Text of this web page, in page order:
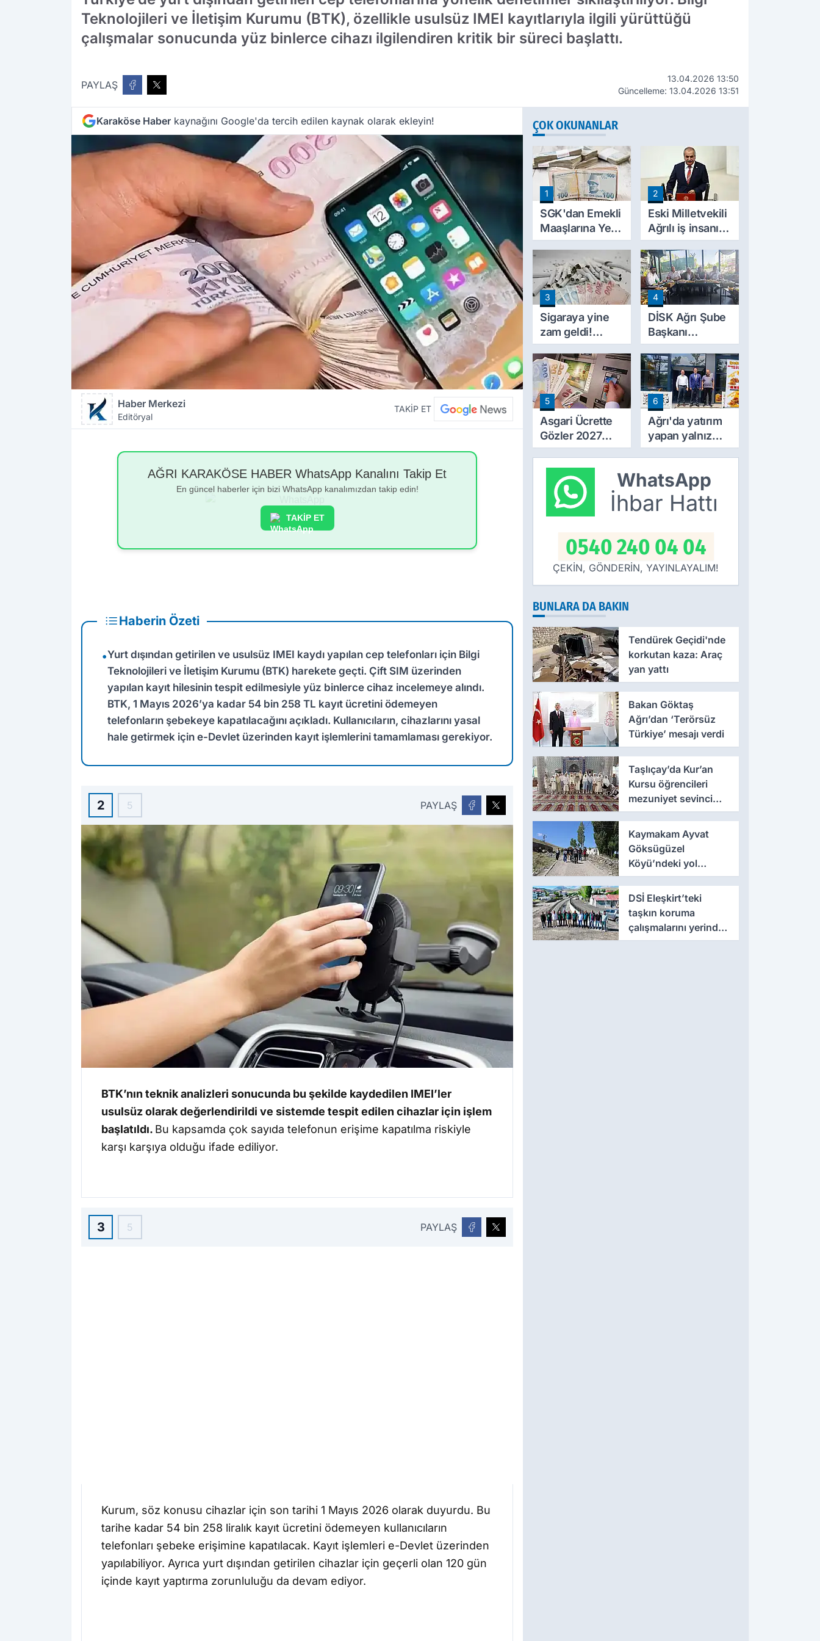
Teknolojileri ve İletişim Kurumu (BTK), özellikle usulsüz IMEI kayıtlarıyla ilgili yürüttüğü
çalışmalar sonucunda yüz binlerce cihazı ilgilendiren kritik bir süreci başlattı.
PAYLAŞ
13.04.2026 13:50
Güncelleme: 13.04.2026 13:51
Karaköse Haber kaynağını Google'da tercih edilen kaynak olarak ekleyin!
Haber Merkezi
Editöryal
TAKİP ET
AĞRI KARAKÖSE HABER WhatsApp Kanalını Takip Et
En güncel haberler için bizi WhatsApp kanalımızdan takip edin!
TAKİP ET
Haberin Özeti
•Yurt dışından getirilen ve usulsüz IMEI kaydı yapılan cep telefonları için Bilgi
Teknolojileri ve İletişim Kurumu (BTK) harekete geçti. Çift SIM üzerinden
yapılan kayıt hilesinin tespit edilmesiyle yüz binlerce cihaz incelemeye alındı.
BTK, 1 Mayıs 2026’ya kadar 54 bin 258 TL kayıt ücretini ödemeyen
telefonların şebekeye kapatılacağını açıkladı. Kullanıcıların, cihazlarını yasal
hale getirmek için e-Devlet üzerinden kayıt işlemlerini tamamlaması gerekiyor.
2 5 PAYLAŞ
BTK’nın teknik analizleri sonucunda bu şekilde kaydedilen IMEI’ler
usulsüz olarak değerlendirildi ve sistemde tespit edilen cihazlar için işlem
başlatıldı. Bu kapsamda çok sayıda telefonun erişime kapatılma riskiyle
karşı karşıya olduğu ifade ediliyor.
3 5 PAYLAŞ
Kurum, söz konusu cihazlar için son tarihi 1 Mayıs 2026 olarak duyurdu. Bu
tarihe kadar 54 bin 258 liralık kayıt ücretini ödemeyen kullanıcıların
telefonları şebeke erişimine kapatılacak. Kayıt işlemleri e-Devlet üzerinden
yapılabiliyor. Ayrıca yurt dışından getirilen cihazlar için geçerli olan 120 gün
içinde kayıt yaptırma zorunluluğu da devam ediyor.
ÇOK OKUNANLAR
1
SGK'dan Emekli
Maaşlarına Yeni
Kesinti
Düzenlemesi!
Prim Borçları
Aylıklardan
Tahsil Edilecek
2
Eski Milletvekili
Ağrılı iş insanı
hayatını kaybetti
3
Sigaraya yine
zam geldi!
Fiyatlar 10 TL
arttı
4
DİSK Ağrı Şube
Başkanı
Erincik'ten Ağrı
Belediyesi'ne
sert tepki!
5
Asgari Ücrette
Gözler 2027
Zammında! İlk
Zamlı Maaşın
Ödeneceği
Tarih Netleşti
6
Ağrı'da yatırım
yapan yalnız
bırakılmıyor!
Şimşek'ten
ziyaret
WhatsApp
İhbar Hattı
0540 240 04 04
ÇEKİN, GÖNDERİN, YAYINLAYALIM!
BUNLARA DA BAKIN
Tendürek Geçidi'nde
korkutan kaza: Araç
yan yattı
Bakan Göktaş
Ağrı’dan ‘Terörsüz
Türkiye’ mesajı verdi
Taşlıçay’da Kur’an
Kursu öğrencileri
mezuniyet sevinci
yaşadı
Kaymakam Ayvat
Göksügüzel
Köyü’ndeki yol
çalışmalarını yerinde
inceledi
DSİ Eleşkirt’teki
taşkın koruma
çalışmalarını yerinde
inceledi